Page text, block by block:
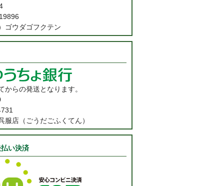
ウダゴフクテン
らの発送となります。
服店（ごうだごふくてん）
い決済